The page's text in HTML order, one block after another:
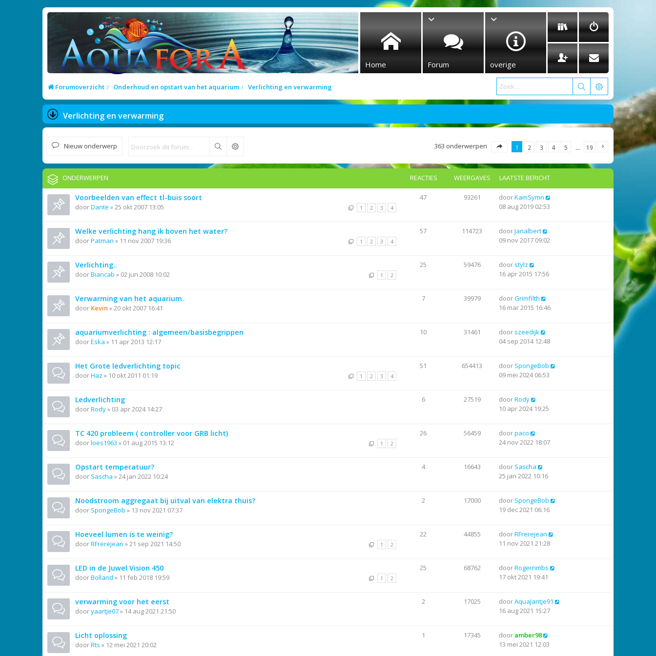
Home Forum overige
Forumoverzicht Onderhoud en opstart van het aquarium Verlichting en verwarming
Verlichting en verwarming
Nieuw onderwerp Zoek 363 onderwerpen 1 2 3 4 5 … 19
ONDERWERPEN REACTIES WEERGAVES LAATSTE BERICHT
Voorbeelden van effect tl-buis soort
doorDante »25 okt 2007 13:05 1 2 3 4
47 93261 doorKamSymn
08 aug 2019 02:53
Welke verlichting hang ik boven het water?
doorPatman » 11 nov 2007 19:36 1 2 3 4
57 114723 doorJanalbert
09 nov 2017 09:02
Verlichting..
doorBiancab » 02 jun 2008 10:02 1 2
25 59476 door stylz
16 apr 2015 17:56
Verwarming van het aquarium.
door Kevin »20 okt 2007 16:41
7 39979 doorGrimfilth
16 mar 2015 16:46
aquariumverlichting : algemeen/basisbegrippen
doorEska » 11 apr 2013 12:17
10 31461 door szeedijk
04 sep 2014 12:48
Het Grote ledverlichting topic
doorHaz » 10 okt 2011 01:19 1 2 3 4
51 654413 door SpongeBob
09 mei 2024 06:53
Ledverlichting
doorRody» 03 apr 2024 14:27
6 27519 doorRody
10 apr 2024 19:25
TC 420 probleem ( controller voor GRB licht)
doorloes1963 » 01 aug 2015 13:12 1 2
26 56459 doorpaco
24 nov 2022 18:07
Opstart temperatuur?
door Sascha »24 jan 2022 10:24
4 16643 door Sascha
25 jan 2022 10:16
Noodstroom aggregaat bij uitval van elektra thuis?
door SpongeBob » 13 nov 2021 07:37
2 17000 door SpongeBob
19 dec 2021 06:16
Hoeveel lumen is te weinig?
doorRFrerejean »21 sep 2021 14:50 1 2
22 44855 doorRFrerejean
11 nov 2021 21:28
LED in de Juwel Vision 450
doorBolland » 11 feb 2018 19:59 1 2
25 68762 doorRogernmbs
17 okt 2021 19:41
verwarming voor het eerst
dooryaartje07» 14 aug 2021 21:50
2 17025 doorAquaJantje91
16 aug 2021 15:27
Licht oplossing
doorRts » 12 mei 2021 20:02
1 17345 door amber98
13 mei 2021 12:03